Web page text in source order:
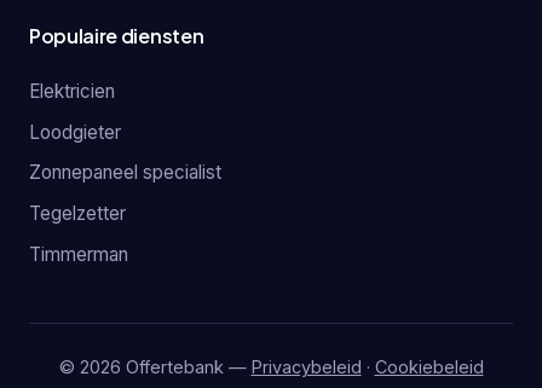
Populaire diensten
Elektricien
Loodgieter
Zonnepaneel specialist
Tegelzetter
Timmerman
© 2026 Offertebank — Privacybeleid · Cookiebeleid